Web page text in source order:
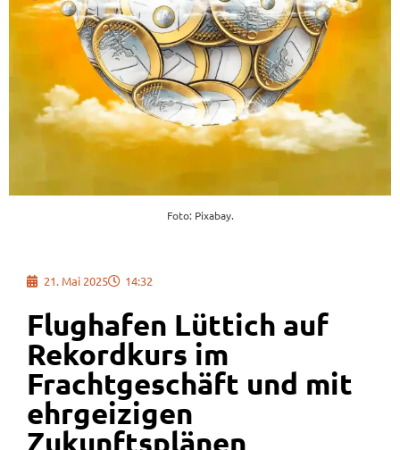
Foto: Pixabay.
21. Mai 2025 14:32
Flughafen Lüttich auf
Rekordkurs im
Frachtgeschäft und mit
ehrgeizigen
Zukunftsplänen